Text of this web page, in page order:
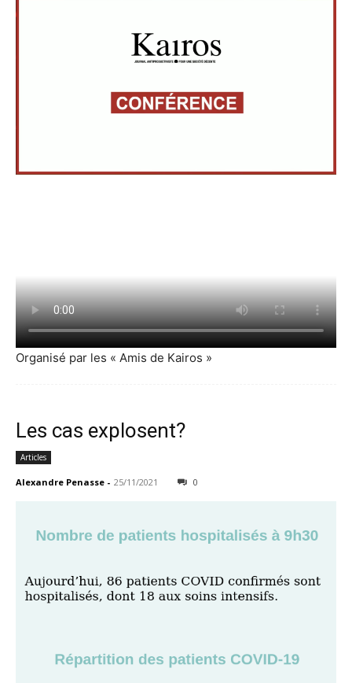
Organisé par les « Amis de Kairos »
Les cas explosent?
Articles
Alexandre Penasse - 25/11/2021 0